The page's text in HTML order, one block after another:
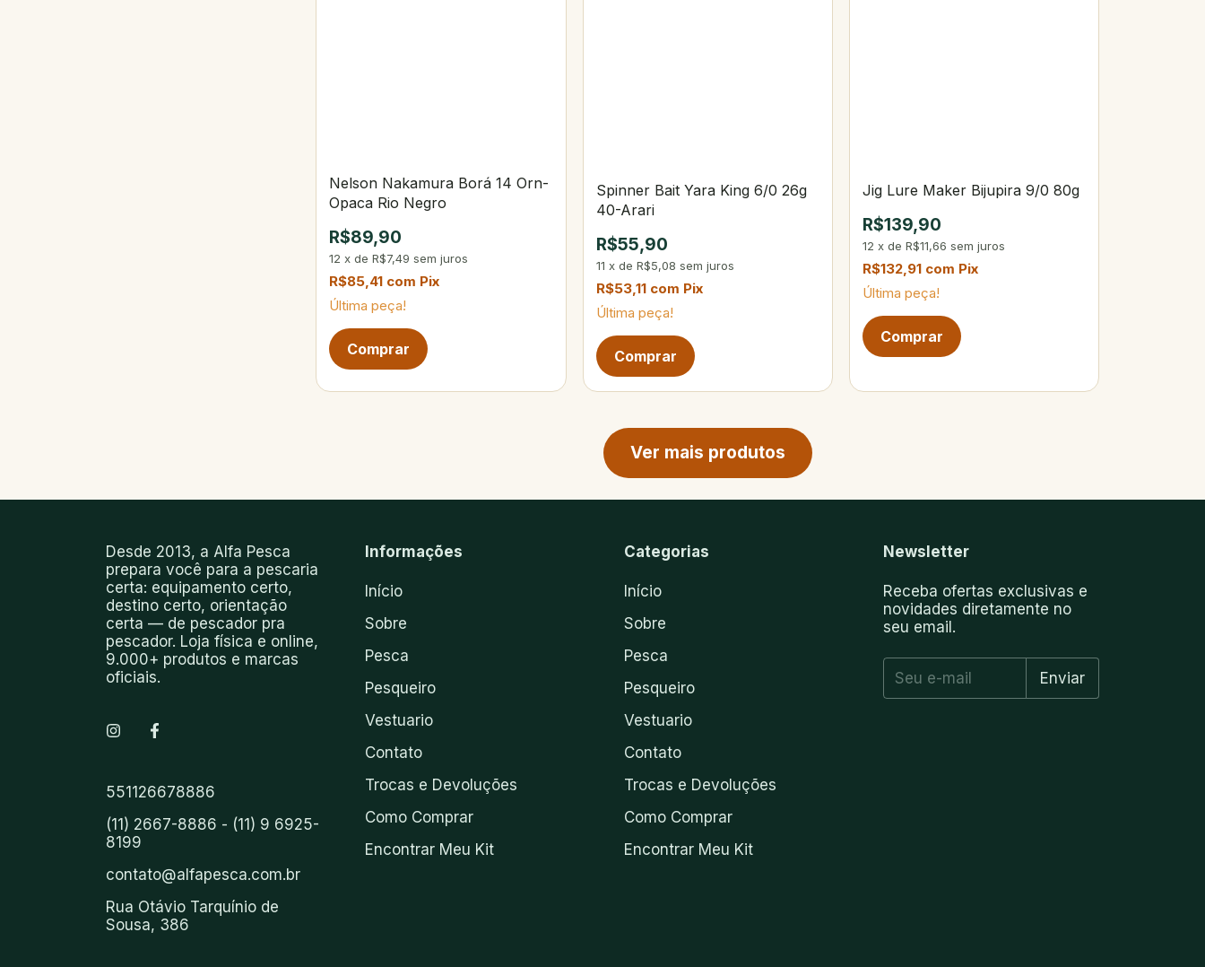
Nelson Nakamura Borá 14 Orn-
Opaca Rio Negro
R$89,90
12 xdeR$7,49 sem juros
R$85,41 com Pix
Última peça!
Spinner Bait Yara King 6/0 26g
40-Arari
R$55,90
11 x de R$5,08 sem juros
R$53,11 com Pix
Última peça!
Jig Lure Maker Bijupira 9/0 80g
R$139,90
12 x de R$11,66 sem juros
R$132,91 com Pix
Última peça!
Ver mais produtos
Desde 2013, a Alfa Pesca
prepara você para a pescaria
certa: equipamento certo,
destino certo, orientação
certa — de pescador pra
pescador. Loja física e online,
9.000+ produtos e marcas
oficiais.
551126678886
(11) 2667-8886 - (11) 9 6925-
8199
contato@alfapesca.com.br
Rua Otávio Tarquínio de
Sousa, 386
Informações
Início
Sobre
Pesca
Pesqueiro
Vestuario
Contato
Trocas e Devoluções
Como Comprar
Encontrar Meu Kit
Categorias
Início
Sobre
Pesca
Pesqueiro
Vestuario
Contato
Trocas e Devoluções
Como Comprar
Encontrar Meu Kit
Newsletter
Receba ofertas exclusivas e
novidades diretamente no
seu email.